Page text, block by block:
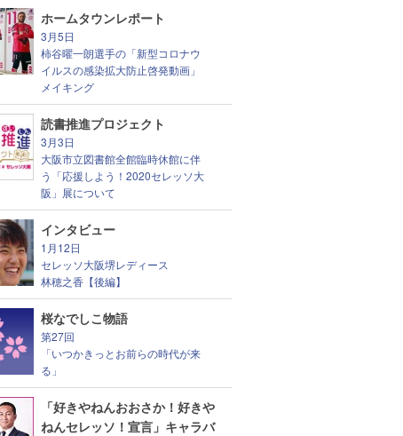
ホームタウンレポート
3月5日
柿谷曜一朗選手の「新型コロナウ
イルスの感染拡大防止啓発動画」
メイキング
読書推進プロジェクト
3月3日
大阪市立図書館全館臨時休館に伴
う「応援しよう！2020セレッソ大
阪」展について
インタビュー
1月12日
セレッソ大阪堺レディース
林穂之香【後編】
桜なでしこ物語
第27回
「いつかきっとお前らの時代が来
る」
「好きやねんおおさか！好きや
ねんセレッソ！宣言」キャラバ